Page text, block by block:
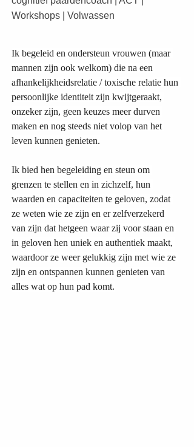
Workshops | Volwassen
Ik begeleid en ondersteun vrouwen (maar
mannen zijn ook welkom) die na een
afhankelijkheidsrelatie / toxische relatie hun
persoonlijke identiteit zijn kwijtgeraakt,
onzeker zijn, geen keuzes meer durven
maken en nog steeds niet volop van het
leven kunnen genieten.
Ik bied hen begeleiding en steun om
grenzen te stellen en in zichzelf, hun
waarden en capaciteiten te geloven, zodat
ze weten wie ze zijn en er zelfverzekerd
van zijn dat hetgeen waar zij voor staan en
in geloven hen uniek en authentiek maakt,
waardoor ze weer gelukkig zijn met wie ze
zijn en ontspannen kunnen genieten van
alles wat op hun pad komt.